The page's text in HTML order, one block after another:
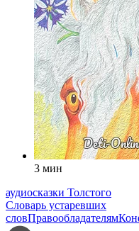
3 мин
аудиосказки Толстого
Словарь устаревших
словПравообладателям